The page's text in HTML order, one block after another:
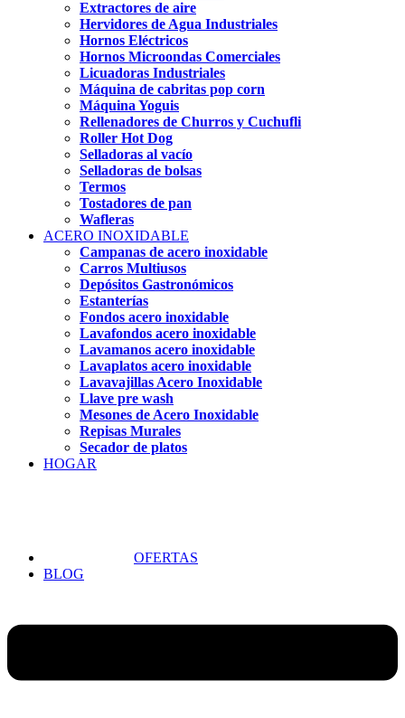
Extractores de aire
Hervidores de Agua Industriales
Hornos Eléctricos
Hornos Microondas Comerciales
Licuadoras Industriales
Máquina de cabritas pop corn
Máquina Yoguis
Rellenadores de Churros y Cuchufli
Roller Hot Dog
Selladoras al vacío
Selladoras de bolsas
Termos
Tostadores de pan
Wafleras
ACERO INOXIDABLE
Campanas de acero inoxidable
Carros Multiusos
Depósitos Gastronómicos
Estanterías
Fondos acero inoxidable
Lavafondos acero inoxidable
Lavamanos acero inoxidable
Lavaplatos acero inoxidable
Lavavajillas Acero Inoxidable
Llave pre wash
Mesones de Acero Inoxidable
Repisas Murales
Secador de platos
HOGAR
OFERTAS
BLOG